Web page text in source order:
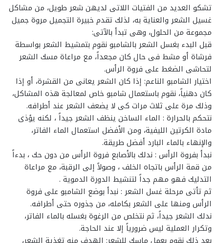
تشكو العديد من الفتيات اللاتى لديهن شعر طويل، من مشاكل
غسيل الشعر والعناية به، لذلك تقدم خبيرة التجميل مروة جميل
مجموعة من الحلول، وهى تبدأ بالآتى:
قبل البدء بغسل الشعر بالشامبو نقوم بتمشيط الشعر بواسطة
فرشاة أو مشط فى حال كان مجعداً، مع مراعاة مسك الشعر
لتحاشى الضغط على فروة الرأس.
اختيار الشامبو الناعم: إذا كان الشعر يعانى من القشرة، أو إذا
كان دهنياً، نقوم باستعمال شامبو خاص لمعالجة هذه المشاكل،
وذلك مرة على ثلاث مرات كى لا يضعف الشعر عند أطرافه.
نتحكم بالحرارة : الماء الساخن ينظف الشعر جيداً ، لكنه يؤذى
مادة الكرتين الليفية، ومن الأفضل استعمال الماء الفاتر،
والإنهاء بالماء البارد أفضل طريقة.
نبدأ بفروة الرأس : ندلك بالأصابع فروة الرأس من دون حك ، بدءاً
من قمة الرأس باتجاه الخلف ، وصولاً إلى الرقبة، مع مراعاة
التدليك فهو مهم جداً لتنشيط الدورة الدموية .
ثم تأتى مرحلة غسل الشعر : نبدأ بوضع الشامبو على فروة
الرأس ومنها على الشعر بكامله، من جذوره حتى أطرافه.
ندلك الشعر جيداً، ثم نتخلص من الرغوة بغسله بالماء الفاتر،
وتكرار العملية ليس ضرورياً إلا عند الحاجة.